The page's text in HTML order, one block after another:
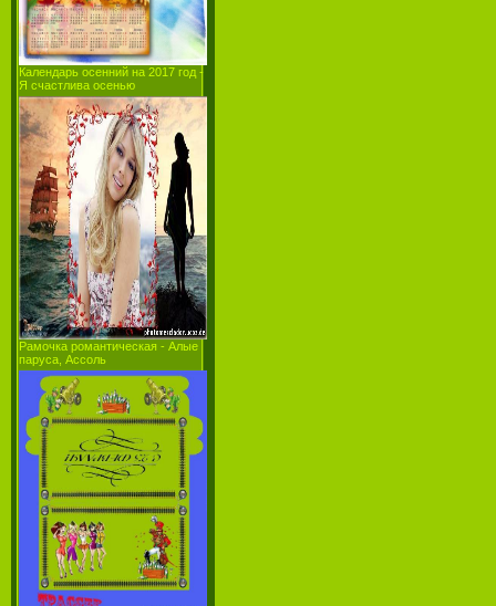
Календарь осенний на 2017 год -
Я счастлива осенью
Рамочка романтическая - Алые
паруса, Ассоль